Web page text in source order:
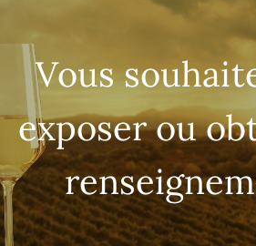
Vous
exposer ou